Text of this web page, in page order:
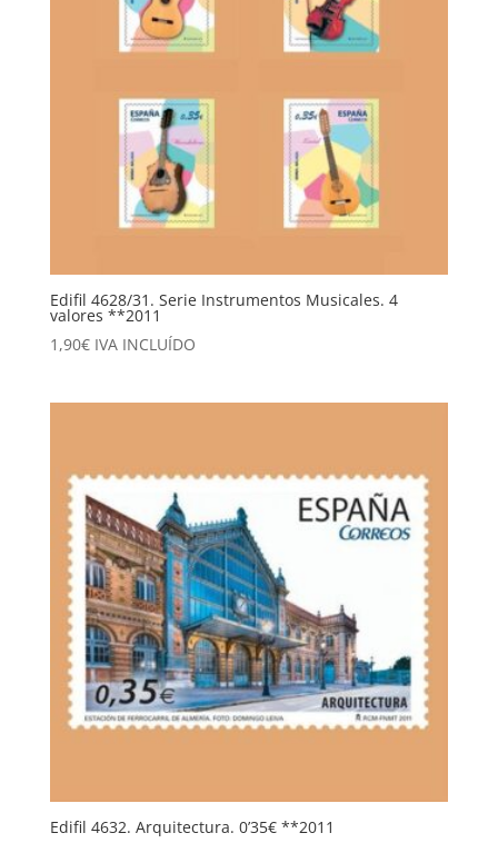
Edifil 4628/31. Serie Instrumentos Musicales. 4
valores **2011
1,90€ IVA INCLUÍDO
Edifil 4632. Arquitectura. 0’35€ **2011